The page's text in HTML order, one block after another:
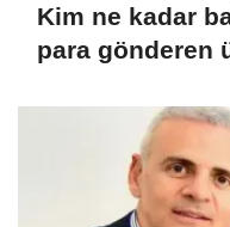
Kim ne kadar
para gönderen